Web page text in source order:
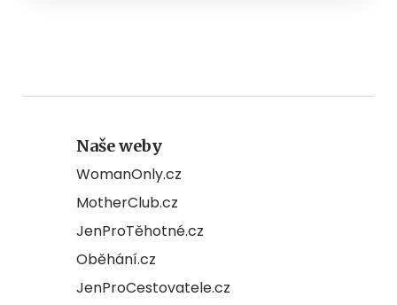
Naše weby
WomanOnly.cz
MotherClub.cz
JenProTěhotné.cz
Oběhání.cz
JenProCestovatele.cz